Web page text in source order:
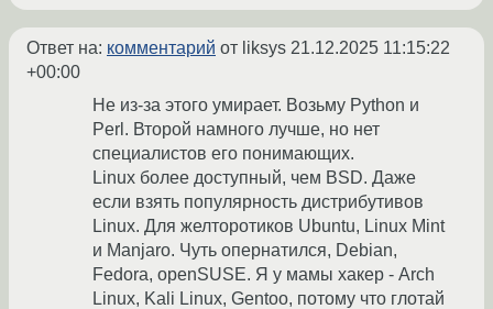
Ответ на: комментарий от liksys 21.12.2025 11:15:22
+00:00
Не из-за этого умирает. Возьму Python и
Perl. Второй намного лучше, но нет
специалистов его понимающих.
Linux более доступный, чем BSD. Даже
если взять популярность дистрибутивов
Linux. Для желторотиков Ubuntu, Linux Mint
и Manjaro. Чуть опернатился, Debian,
Fedora, openSUSE. Я у мамы хакер - Arch
Linux, Kali Linux, Gentoo, потому что глотай